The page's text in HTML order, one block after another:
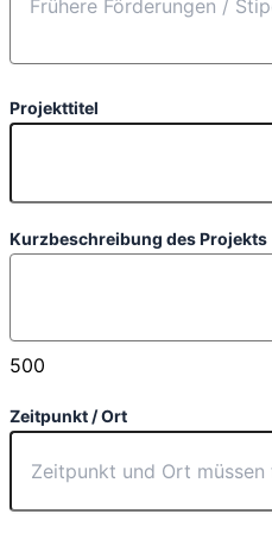
Projekttitel
Kurzbeschreibung des Projekts
500
Zeitpunkt / Ort